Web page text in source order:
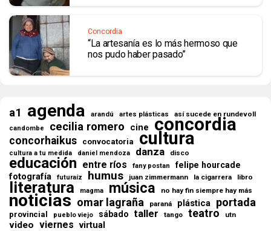
Concordia
“La artesanía es lo más hermoso que
nos pudo haber pasado”
a1 agenda arandú artes plásticas así sucede en rundevoll
candombe cecilia romero cine concordia
concorhaikus convocatoria cultura
cultura a tu medida daniel mendoza danza disco
educación entre ríos fany postan felipe hourcade
fotografía futuraíz humus juan zimmermann la cigarrera libro
literatura magma música no hay fin siempre hay más
noticias omar lagraña paraná plástica portada
provincial pueblo viejo sábado taller tango teatro utn
video viernes virtual